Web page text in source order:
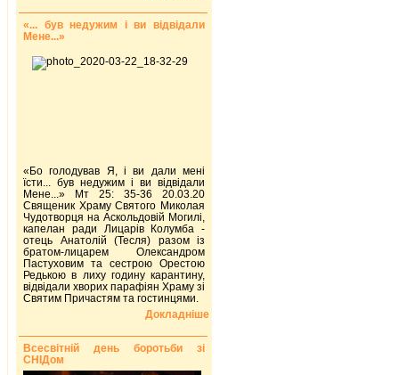
«... був недужим і ви відвідали
Мене...»
«Бо голодував Я, і ви дали мені
їсти... був недужим і ви відвідали
Мене...» Мт 25: 35-36 20.03.20
Священик Храму Святого Миколая
Чудотворця на Аскольдовій Могилі,
капелан ради Лицарів Колумба -
отець Анатолій (Тесля) разом із
братом-лицарем Олександром
Пастуховим та сестрою Орестою
Редькою в лиху годину карантину,
відвідали хворих парафіян Храму зі
Святим Причастям та гостинцями.
Докладніше
Всесвітній день боротьби зі
СНІДом